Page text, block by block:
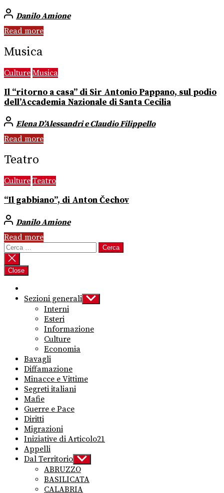
Danilo Amione
Read more
Musica
Culture Musica
Il “ritorno a casa” di Sir Antonio Pappano, sul podio
dell’Accademia Nazionale di Santa Cecilia
Elena D’Alessandri e Claudio Filippello
Read more
Teatro
Culture Teatro
“Il gabbiano”, di Anton Čechov
Danilo Amione
Read more
Ricerca
per:
Close
Sezioni generali Show
sub
Interni
Esteri
Informazione
Culture
Economia
Bavagli
Diffamazione
Minacce e Vittime
Segreti italiani
Mafie
Guerre e Pace
Diritti
Migrazioni
Iniziative di Articolo21
Appelli
Dal Territorio Show
sub
menu
ABRUZZO
BASILICATA
CALABRIA